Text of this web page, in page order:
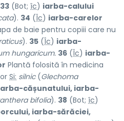
33 (Bot; îc) iarba-calului
). 34 (Îc) iarba-carelor
de baie pentru copiii care nu
). 35 (Îc) iarba-
hungaricum. 36 (Îc) iarba-
Plantă folosită în medicina
Si: silnic(Glechoma
cășunatului, iarba-
bifolia). 38 (Bot; îc)
iarba-sărăciei,